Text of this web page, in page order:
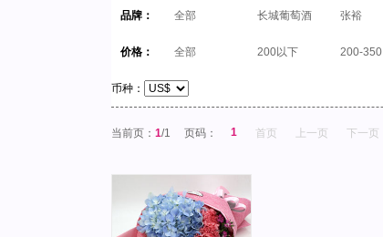
品牌： 全部 长城葡萄酒 张裕
价格： 全部 200以下 200-350
币种：
当前页： 1/1 页码： 1 首页 上一页 下一页